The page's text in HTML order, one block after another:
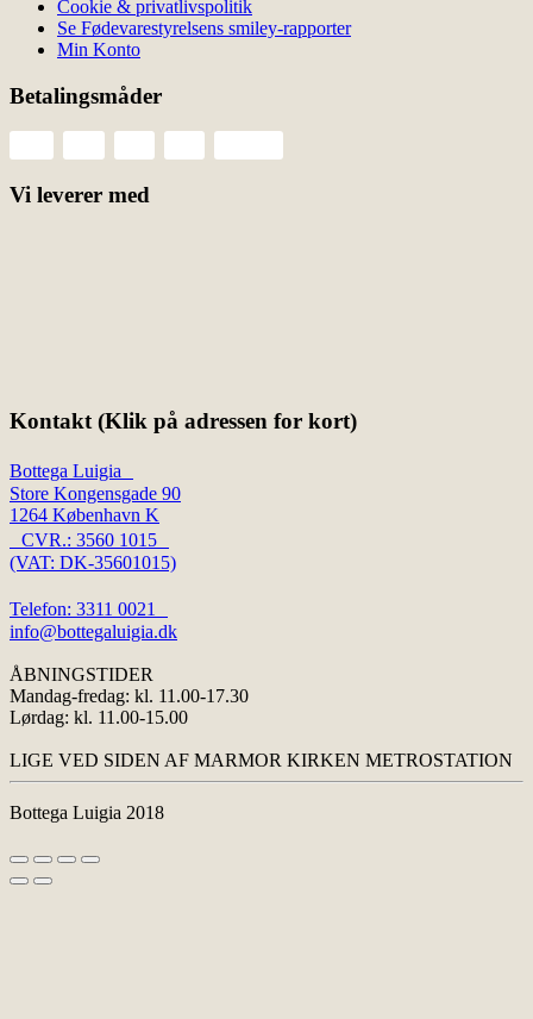
Cookie & privatlivspolitik
Se Fødevarestyrelsens smiley-rapporter
Min Konto
Betalingsmåder
Vi leverer med
Kontakt (Klik på adressen for kort)
Bottega Luigia
Store Kongensgade 90
1264 København K
CVR.: 3560 1015
(VAT: DK-35601015)
Telefon: 3311 0021
info@bottegaluigia.dk
ÅBNINGSTIDER
Mandag-fredag: kl. 11.00-17.30
Lørdag: kl. 11.00-15.00
LIGE VED SIDEN AF MARMOR KIRKEN METROSTATION
Bottega Luigia 2018